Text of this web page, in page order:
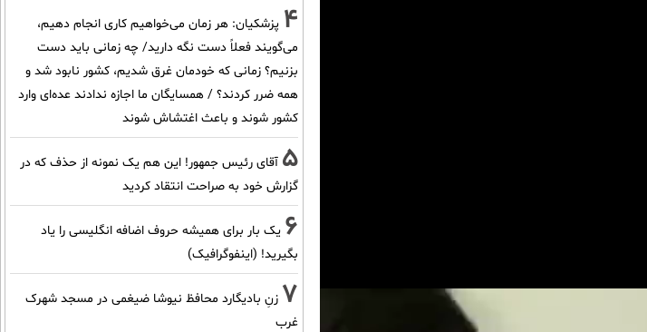
4 پزشکیان: هر زمان می‌خواهیم کاری انجام دهیم،
می‌گویند فعلاً دست نگه دارید/ چه زمانی باید دست
بزنیم؟ زمانی که خودمان غرق شدیم، کشور نابود شد و
همه ضرر کردند؟ / همسایگان ما اجازه ندادند عده‌ای وارد
کشور شوند و باعث اغتشاش شوند
5 آقای رئیس جمهور! این هم یک نمونه از حذف که در
گزارش خود به صراحت انتقاد کردید
6 یک بار برای همیشه حروف اضافه انگلیسی را یاد
بگیرید! (اینفوگرافیک)
7 زنِ بادیگارد محافظ نیوشا ضیغمی در مسجد شهرک
غرب